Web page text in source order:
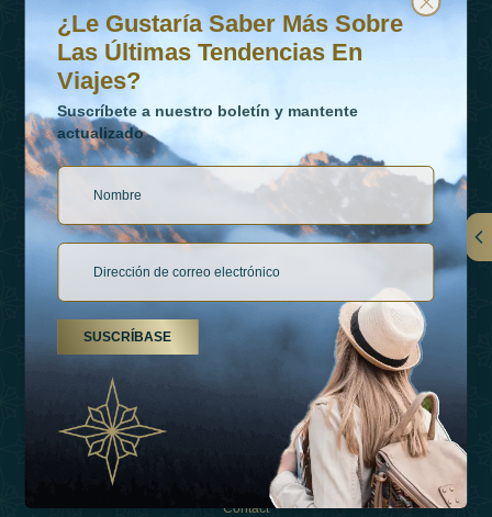
Número de WhatsApp
+442034682356
+971552944761
Vínculos
Tipos De Vacaciones
Contact
¿Le Gustaría Saber Más Sobre
Las Últimas Tendencias En
Viajes?
Suscríbete a nuestro boletín y mantente
actualizado
SUSCRÍBASE